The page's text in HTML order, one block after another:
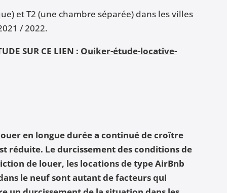
et T2 (une chambre séparée) dans les villes
/ 2022.
SUR CE LIEN : Ouiker-étude-locative-
en longue durée a continué de croître
réduite. Le durcissement des conditions de
de louer, les locations de type AirBnb
le neuf sont autant de facteurs qui